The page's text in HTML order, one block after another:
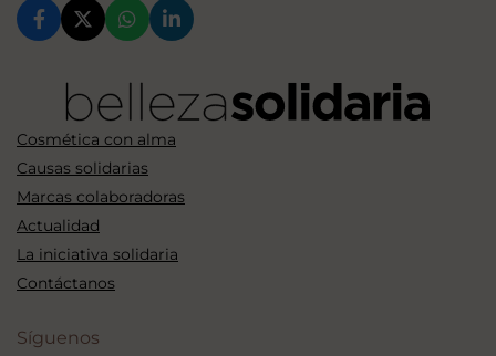
Cosmética con alma
Causas solidarias
Marcas colaboradoras
Actualidad
La iniciativa solidaria
Contáctanos
Síguenos